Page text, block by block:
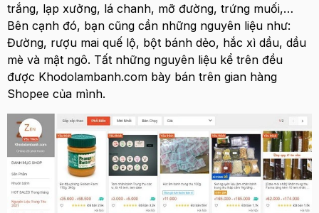
trắng, lạp xưởng, lá chanh, mỡ đường, trứng muối,…
Bên cạnh đó, bạn cũng cần những nguyên liệu như:
Đường, rượu mai quế lộ, bột bánh dẻo, hắc xì dầu, dầu
mè và mật ngô. Tất những nguyên liệu kể trên đều
được Khodolambanh.com bày bán trên gian hàng
Shopee của mình.